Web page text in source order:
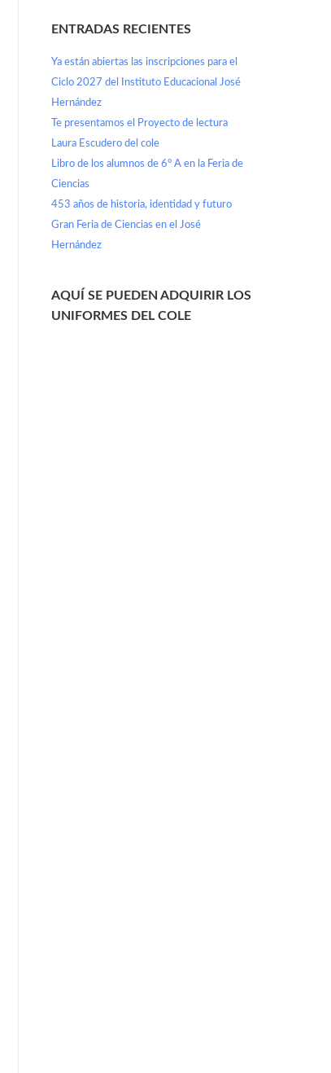
ENTRADAS RECIENTES
Ya están abiertas las inscripciones para el
Ciclo 2027 del Instituto Educacional José
Hernández
Te presentamos el Proyecto de lectura
Laura Escudero del cole
Libro de los alumnos de 6° A en la Feria de
Ciencias
453 años de historia, identidad y futuro
Gran Feria de Ciencias en el José
Hernández
AQUÍ SE PUEDEN ADQUIRIR LOS
UNIFORMES DEL COLE